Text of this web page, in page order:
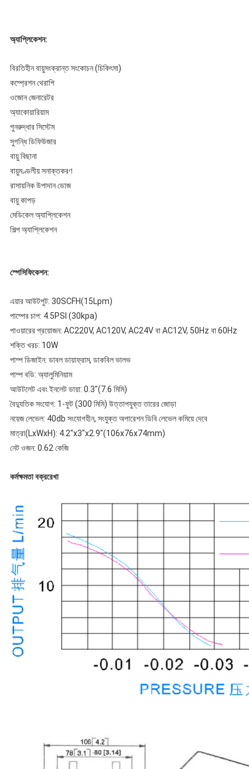
অ্যাপ্লিকেশন:
বিরতিহীন বায়ুসংক্রান্ত সংকোচন (চিকিৎসা)
কম্প্রেশন থেরাপি
ওজোন জেনারেটর
অ্যাকোয়ারিয়াম
পুনরুদ্ধার সিস্টেম
সুগন্ধি ডিফিউজার
বায়ু বিছানা
বায়ুমণ্ডলীয় সনাক্তকরণ
রাসায়নিক উপাদান ডোজ
বায়ু কাপড়
মেডিকেল অ্যাপ্লিকেশন
শিল্প অ্যাপ্লিকেশন
স্পেসিফিকেশন:
এয়ার আউটপুট: 30SCFH(15Lpm)
পাম্পের চাপ: 4.5PSI (30kpa)
পাওয়ারের প্রয়োজন: AC220V, AC120V, AC24V বা AC12V, 50Hz বা 60Hz
শক্তি খরচ: 10W
পাম্প ডিজাইন: ডাবল ডায়াফ্রাম, ডাকবিল ভালভ
পাম্প বডি: অ্যালুমিনিয়াম
আউটলেট এবং ইনলেট ডায়া: 0.3"(7.6 মিমি)
বৈদ্যুতিক সংযোগ: 1-ফুট (300 মিমি) উত্তাপযুক্ত তারের জোড়া
নয়েজ লেভেল: 40db সংযোগহীন, সংযুক্ত অপারেশন ডিবি লেভেল কমিয়ে দেবে
মাত্রা(LxWxH): 4.2"x3"x2.9"(106x76x74mm)
নেট ওজন: 0.62 কেজি
কর্মক্ষমতা বক্ররেখা